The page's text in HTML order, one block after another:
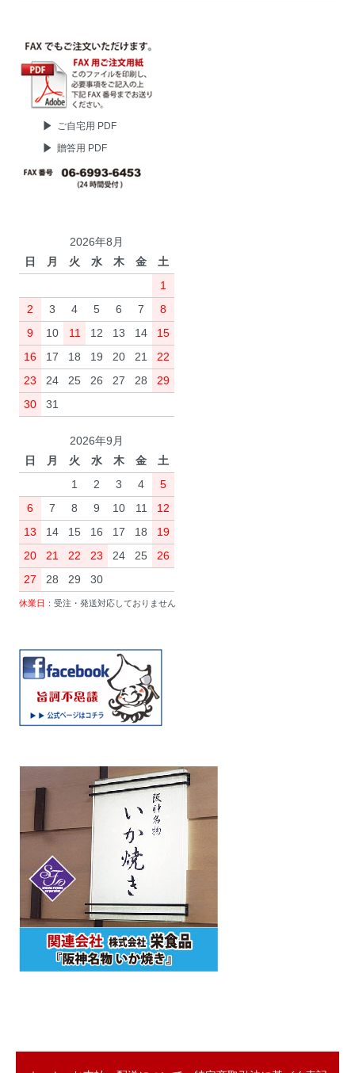
ご自宅用 PDF
贈答用 PDF
2026年8月
日
月 火 水 木 金
土
1
2
3 4 5 6 7
8
9
10 11 12 13 14
15
16
17 18 19 20 21
22
23
24 25 26 27 28
29
30
31
2026年9月
日
月 火 水 木 金
土
1
2 3 4
5
6
7 8 9 10 11
12
13
14 15 16 17 18
19
20
21 22 23 24 25
26
27
28 29 30
休業日 ：受注・発送対応しておりません